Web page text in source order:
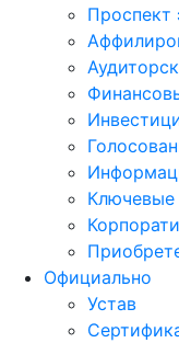
Проспект
Ключевые
Официально
Устав